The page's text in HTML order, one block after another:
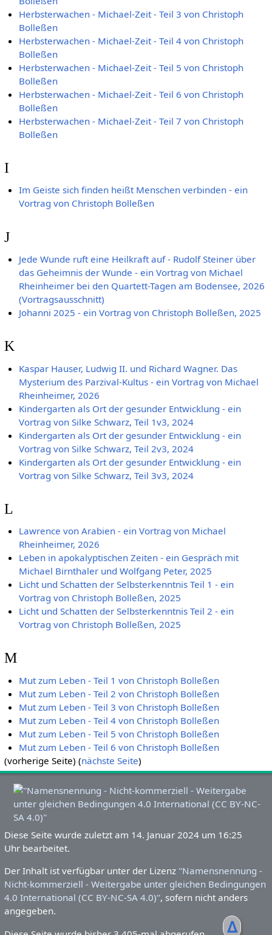
ᐃ
Herbsterwachen - Michael-Zeit - Teil 3 von Christoph
Bolleßen
Herbsterwachen - Michael-Zeit - Teil 4 von Christoph
Bolleßen
Herbsterwachen - Michael-Zeit - Teil 5 von Christoph
Bolleßen
Herbsterwachen - Michael-Zeit - Teil 6 von Christoph
Bolleßen
Herbsterwachen - Michael-Zeit - Teil 7 von Christoph
Bolleßen
I
Im Geiste sich finden heißt Menschen verbinden - ein
Vortrag von Christoph Bolleßen
J
Jede Wunde ruft eine Heilkraft auf - Rudolf Steiner über
das Geheimnis der Wunde - ein Vortrag von Michael
Rheinheimer bei den Quartett-Tagen am Bodensee, 2026
(Vortragsausschnitt)
Johanni 2025 - ein Vortrag von Christoph Bolleßen, 2025
K
Kaspar Hauser, Ludwig II. und Richard Wagner. Das
Mysterium des Parzival-Kultus - ein Vortrag von Michael
Rheinheimer, 2026
Kindergarten als Ort der gesunder Entwicklung - ein
Vortrag von Silke Schwarz, Teil 1v3, 2024
Kindergarten als Ort der gesunder Entwicklung - ein
Vortrag von Silke Schwarz, Teil 2v3, 2024
Kindergarten als Ort der gesunder Entwicklung - ein
Vortrag von Silke Schwarz, Teil 3v3, 2024
L
Lawrence von Arabien - ein Vortrag von Michael
Rheinheimer, 2026
Leben in apokalyptischen Zeiten - ein Gespräch mit
Michael Birnthaler und Wolfgang Peter, 2025
Licht und Schatten der Selbsterkenntnis Teil 1 - ein
Vortrag von Christoph Bolleßen, 2025
Licht und Schatten der Selbsterkenntnis Teil 2 - ein
Vortrag von Christoph Bolleßen, 2025
M
Mut zum Leben - Teil 1 von Christoph Bolleßen
Mut zum Leben - Teil 2 von Christoph Bolleßen
Mut zum Leben - Teil 3 von Christoph Bolleßen
Mut zum Leben - Teil 4 von Christoph Bolleßen
Mut zum Leben - Teil 5 von Christoph Bolleßen
Mut zum Leben - Teil 6 von Christoph Bolleßen
(vorherige Seite) (nächste Seite)
Diese Seite wurde zuletzt am 14. Januar 2024 um 16:25
Uhr bearbeitet.
Der Inhalt ist verfügbar unter der Lizenz ''Namensnennung -
Nicht-kommerziell - Weitergabe unter gleichen Bedingungen
4.0 International (CC BY-NC-SA 4.0)'', sofern nicht anders
angegeben.